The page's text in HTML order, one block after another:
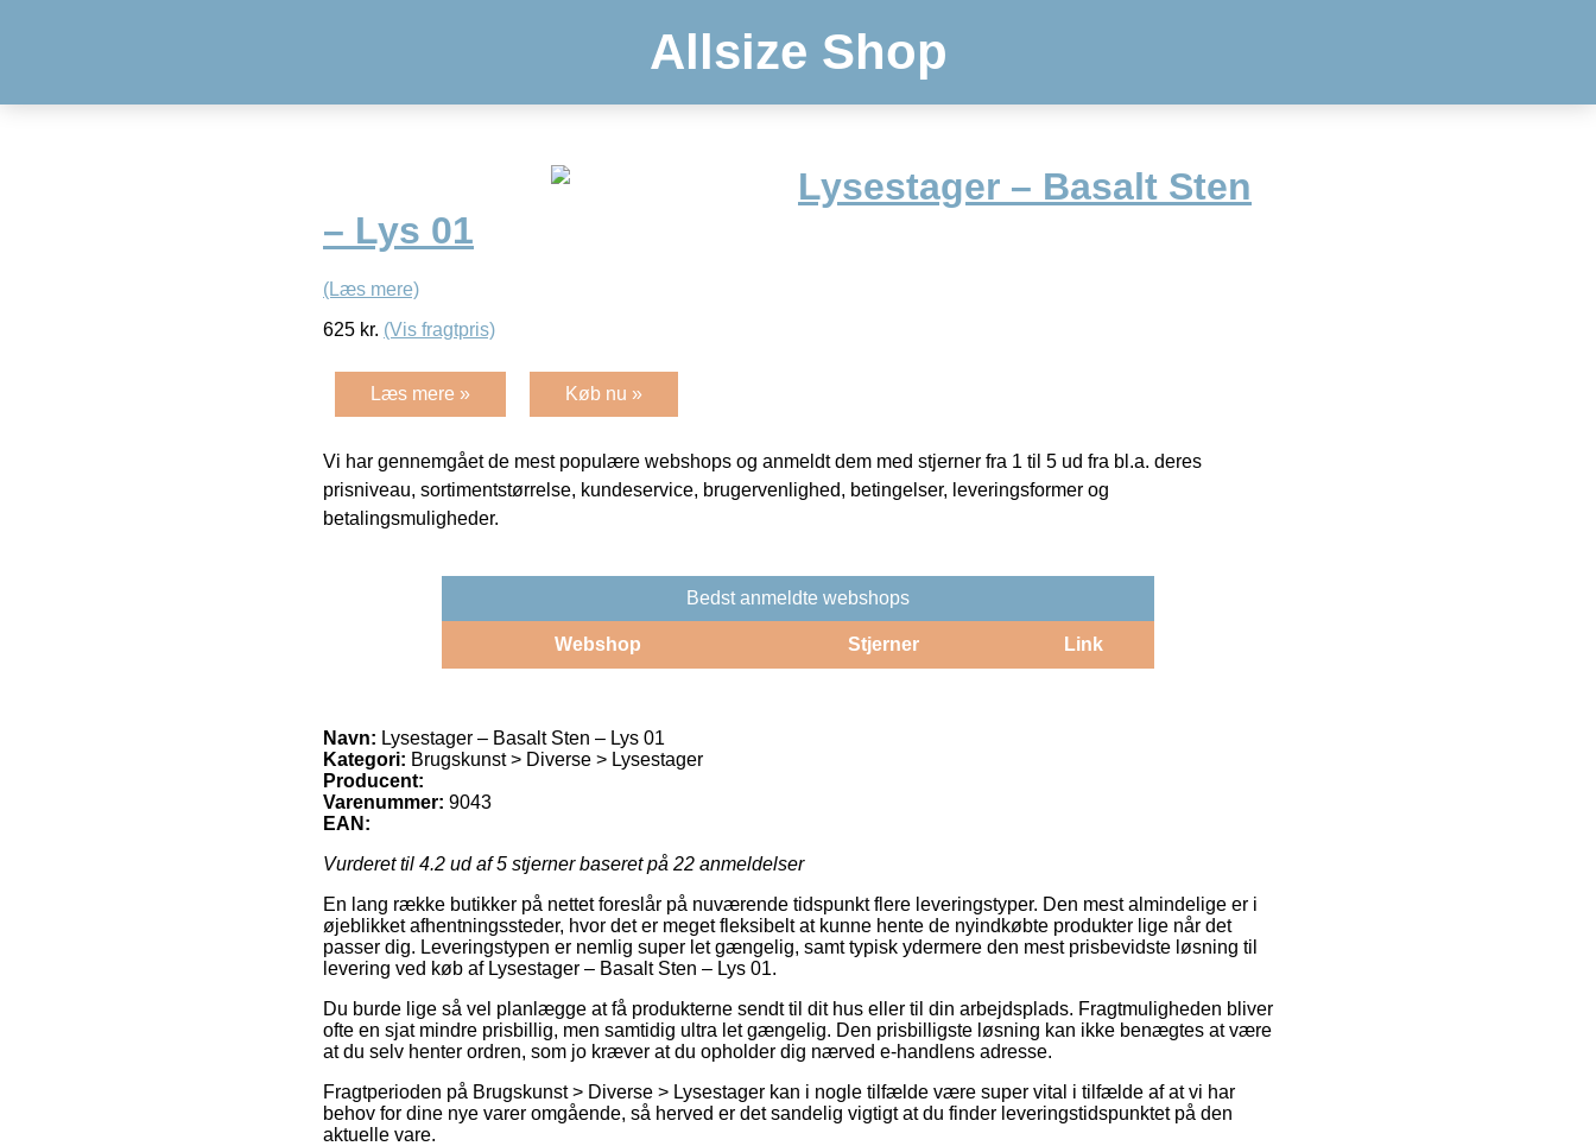
Allsize Shop
Lysestager – Basalt Sten
– Lys 01
(Læs mere)
625 kr. (Vis fragtpris)
Læs mere » Køb nu »
Vi har gennemgået de mest populære webshops og anmeldt dem med stjerner fra 1 til 5 ud fra bl.a. deres
prisniveau, sortimentstørrelse, kundeservice, brugervenlighed, betingelser, leveringsformer og
betalingsmuligheder.
Bedst anmeldte webshops
Webshop Stjerner Link
Navn: Lysestager – Basalt Sten – Lys 01
Kategori: Brugskunst > Diverse > Lysestager
Producent:
Varenummer: 9043
EAN:
Vurderet til 4.2 ud af 5 stjerner baseret på 22 anmeldelser
En lang række butikker på nettet foreslår på nuværende tidspunkt flere leveringstyper. Den mest almindelige er i
øjeblikket afhentningssteder, hvor det er meget fleksibelt at kunne hente de nyindkøbte produkter lige når det
passer dig. Leveringstypen er nemlig super let gængelig, samt typisk ydermere den mest prisbevidste løsning til
levering ved køb af Lysestager – Basalt Sten – Lys 01.
Du burde lige så vel planlægge at få produkterne sendt til dit hus eller til din arbejdsplads. Fragtmuligheden bliver
ofte en sjat mindre prisbillig, men samtidig ultra let gængelig. Den prisbilligste løsning kan ikke benægtes at være
at du selv henter ordren, som jo kræver at du opholder dig nærved e-handlens adresse.
Fragtperioden på Brugskunst > Diverse > Lysestager kan i nogle tilfælde være super vital i tilfælde af at vi har
behov for dine nye varer omgående, så herved er det sandelig vigtigt at du finder leveringstidspunktet på den
aktuelle vare.